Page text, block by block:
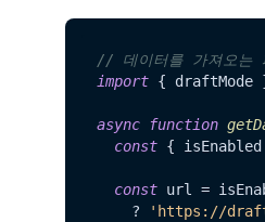
// 데이터를 가져오는
import { draftMode
async function
const {
const url =
    ?
'https://